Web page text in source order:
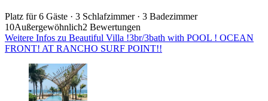
Platz für 6 Gäste · 3 Schlafzimmer · 3 Badezimmer
10Außergewöhnlich2 Bewertungen
Weitere Infos zu Beautiful Villa !3br/3bath with POOL ! OCEAN
FRONT! AT RANCHO SURF POINT!!